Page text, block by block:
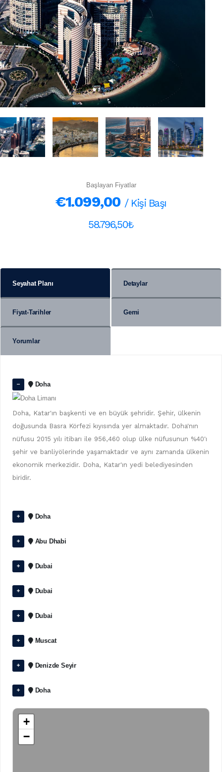
Başlayan Fiyatlar
€1.099,00 / Kişi Başı
58.796,50₺
Seyahat Planı Detaylar
Fiyat-Tarihler Gemi
Yorumlar
Doha
Doha, Katar'ın başkenti ve en büyük şehridir. Şehir, ülkenin
doğusunda Basra Körfezi kıyısında yer almaktadır. Doha'nın
nüfusu 2015 yılı itibarı ile 956,460 olup ülke nüfusunun %40'ı
şehir ve banliyölerinde yaşamaktadır ve aynı zamanda ülkenin
ekonomik merkezidir. Doha, Katar'ın yedi belediyesinden
biridir.
Doha
Abu Dhabi
Dubai
Dubai
Dubai
Muscat
Denizde Seyir
Doha
+
−